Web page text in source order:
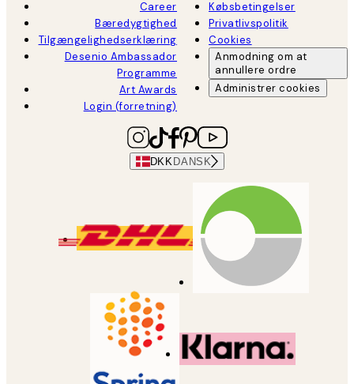
Career
Bæredygtighed
Tilgængelighedserklæring
Desenio Ambassador
Programme
Art Awards
Login (forretning)
Købsbetingelser
Privatlivspolitik
Cookies
Anmodning om at
annullere ordre
Administrer cookies
DKK DANSK